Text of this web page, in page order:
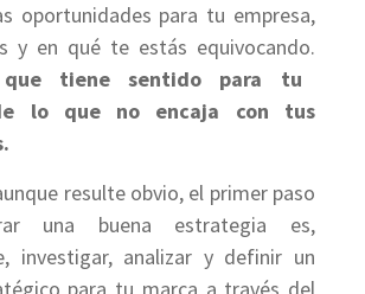
oportunidades para tu empresa,
y en qué te estás equivocando.
tiene sentido para tu
lo que no encaja con tus
resulte obvio, el primer paso
una buena estrategia es,
investigar, analizar y definir un
para tu marca a través del